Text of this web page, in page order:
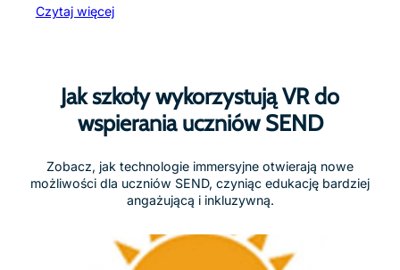
Czytaj więcej
Jak szkoły wykorzystują VR do
wspierania uczniów SEND
Zobacz, jak technologie immersyjne otwierają nowe
możliwości dla uczniów SEND, czyniąc edukację bardziej
angażującą i inkluzywną.